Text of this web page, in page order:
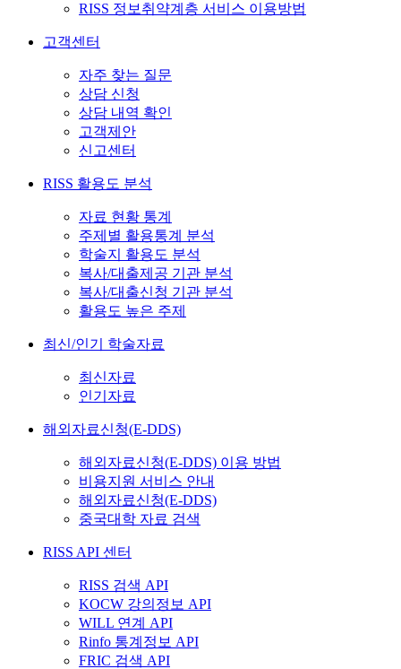
RISS 정보취약계층 서비스 이용방법
고객센터
자주 찾는 질문
상담 신청
상담 내역 확인
고객제안
신고센터
RISS 활용도 분석
자료 현황 통계
주제별 활용통계 분석
학술지 활용도 분석
복사/대출제공 기관 분석
복사/대출신청 기관 분석
활용도 높은 주제
최신/인기 학술자료
최신자료
인기자료
해외자료신청(E-DDS)
해외자료신청(E-DDS) 이용 방법
비용지원 서비스 안내
해외자료신청(E-DDS)
중국대학 자료 검색
RISS API 센터
RISS 검색 API
KOCW 강의정보 API
WILL 연계 API
Rinfo 통계정보 API
FRIC 검색 API